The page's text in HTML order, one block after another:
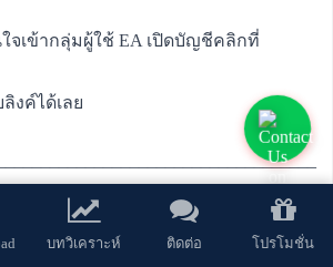
จเข้ากลุ่มผู้ใช้ EA เปิดบัญชีคลิกที่
งค์ได้เลย
ยันตัวตนรับ EA ได้ฟรีตลอดชีพ
บทวิเคราะห์ ติดต่อ โปรโมชั่น